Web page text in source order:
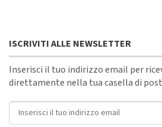
ISCRIVITI ALLE NEWSLETTER
Inserisci il tuo indirizzo email per
direttamente nella tua casella di
Indirizzo email